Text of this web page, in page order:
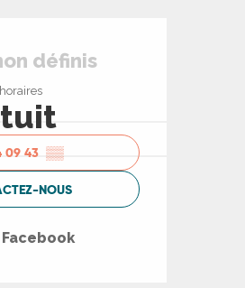
et
définis
09 43 ▒▒
NOUS
Facebook